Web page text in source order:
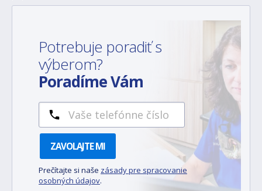
Potrebuje poradiť s
výberom?
Poradíme Vám
ZAVOLAJTE MI
Prečítajte si naše zásady pre spracovanie
osobných údajov.